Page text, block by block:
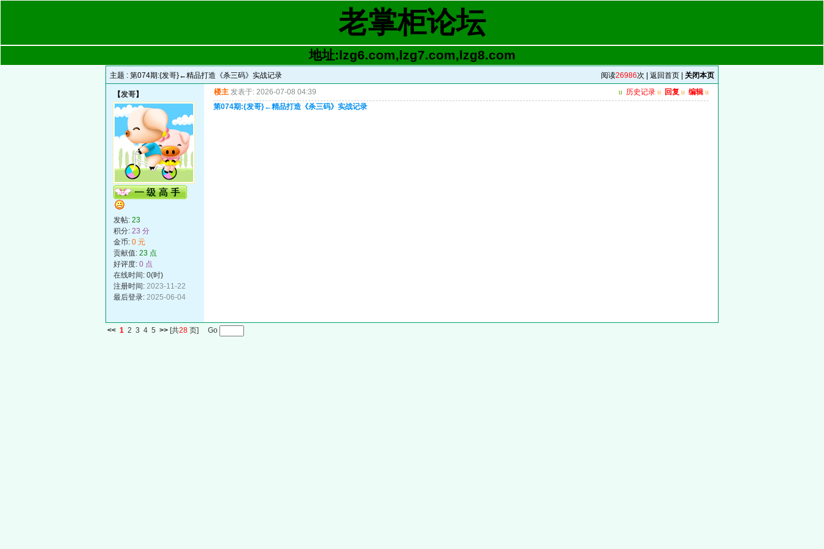
老掌柜论坛
地址:lzg6.com,lzg7.com,lzg8.com
主题 : 第074期:{发哥}←精品打造《杀三码》实战记录 阅读26986次 | 返回首页 关闭本页
【发哥】
发帖: 23
积分: 23 分
金币: 0 元
贡献值: 23 点
好评度: 0 点
在线时间: 0(时)
注册时间: 2023-11-22
最后登录: 2025-06-04
楼主 发表于: 2026-07-08 04:39 u 历史记录 u 回复 u 编辑 u
第074期:{发哥}←精品打造《杀三码》实战记录
<< 1 2 3 4 5 >> [共28 页] Go